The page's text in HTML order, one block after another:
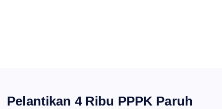
Pelantikan 4 Ribu PPPK Paruh